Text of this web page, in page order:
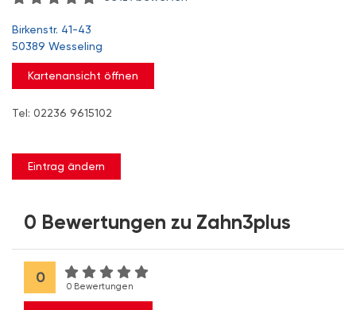
Birkenstr. 41-43
50389 Wesseling
Kartenansicht öffnen
Tel: 02236 9615102
Eintrag ändern
0 Bewertungen zu Zahn3plus
0
0 Bewertungen